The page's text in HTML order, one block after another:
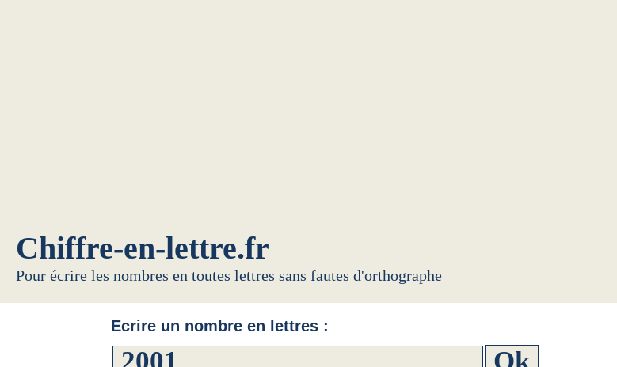
Chiffre-en-lettre.fr
Pour écrire les nombres en toutes lettres sans fautes d'orthographe
Ecrire un nombre en lettres :